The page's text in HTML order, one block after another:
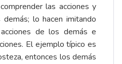
las acciones y
lo hacen imitando
de los demás e
El ejemplo típico es
entonces los demás